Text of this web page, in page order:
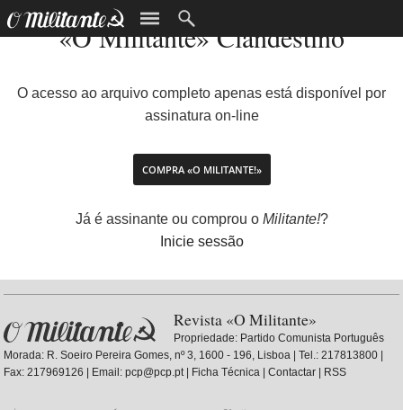
«O Militante» Clandestino
O acesso ao arquivo completo apenas está disponível por
assinatura on-line
COMPRA «O MILITANTE!»
Já é assinante ou comprou o Militante!?
Inicie sessão
Revista «O Militante»
Propriedade: Partido Comunista Português
Morada: R. Soeiro Pereira Gomes, nº 3, 1600 - 196, Lisboa | Tel.: 217813800 |
Fax: 217969126 | Email: pcp@pcp.pt |
Ficha Técnica |Contactar RSS